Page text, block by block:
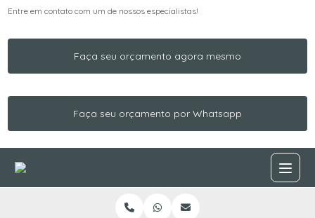
Entre em contato com um de nossos especialistas!
Faça seu orçamento agora mesmo
Faça seu orçamento por Whatsapp